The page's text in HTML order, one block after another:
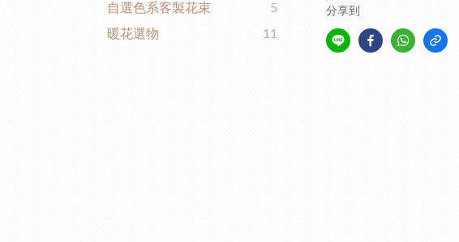
自選色系客製花束
5
暖花選物
11
分享到